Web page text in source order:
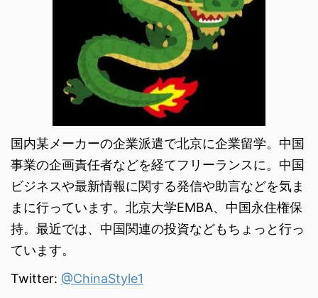
国内某メーカーの企業派遣で北京に企業留学。中国
事業の企画責任者などを経てフリーランスに。中国
ビジネスや最新情報に関する発信や助言などを気ま
まに行っています。北京大学EMBA、中国永住権保
持。最近では、中国関連の投資などもちょっと行っ
ています。
Twitter: @ChinaStyle1